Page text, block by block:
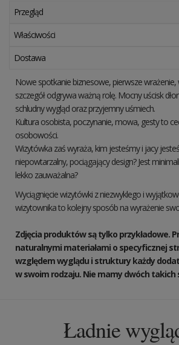
Przegląd
Właściwości
Dostawa
Nowe spotkanie biznesowe, pierwsze
szczegół odgrywa ważną rolę. Mocny uścisk
schludny wygląd oraz przyjemny uśmiech.
Kultura osobista, poczynanie, mowa, gesty to
osobowości.
Wizytówka zaś wyraża, kim jesteśmy i jacy
niepowtarzalny, pociągający design? Jest
lekko zauważalna?
Wyciągnięcie wizytówki z niezwyklego i
wizytownika to kolejny sposób na wyrażenie
Zdjęcia produktów są tylko przykładowe.
naturalnymi materiałami o specyficznej
względem wyglądu i struktury każdy
w swoim rodzaju. Nie mamy dwóch
Ładnie